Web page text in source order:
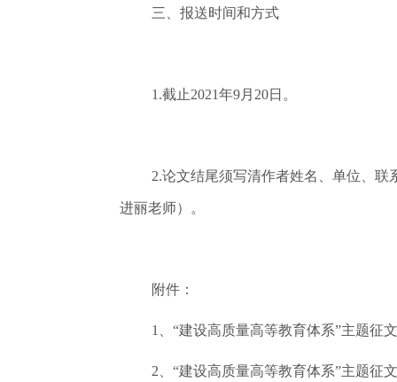
三、报送时间和方式
1.截止2021年9月20日。
2.论文结尾须写清作者姓名、单位、
进丽老师）。
附件：
1、“建设高质量高等教育体系”主题征
2、“建设高质量高等教育体系”主题征